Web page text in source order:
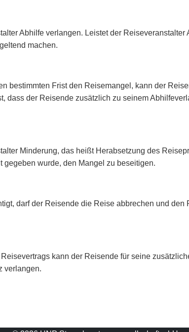
Abhilfe verlangen. Leistet der
machen.
bestimmten Frist den Reisemangel, kann der
dass der Reisende zusätzlich zu seinem
Minderung, das heißt Herabsetzung des
wurde, den Mangel zu beseitigen.
darf der Reisende die Reise abbrechen und
kann der Reisende für seine
verlangen.